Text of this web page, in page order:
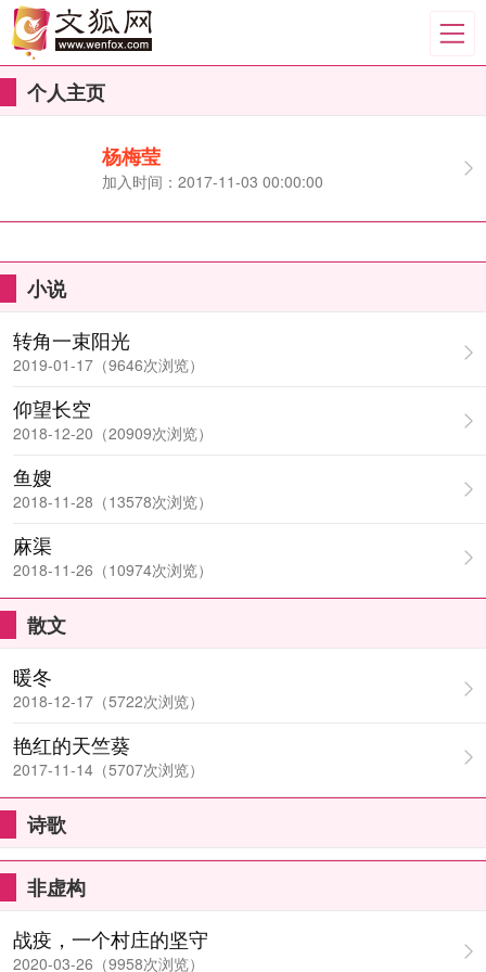
个人主页
杨梅莹
加入时间：2017-11-03 00:00:00
小说
转角一束阳光
2019-01-17（9646次浏览）
仰望长空
2018-12-20（20909次浏览）
鱼嫂
2018-11-28（13578次浏览）
麻渠
2018-11-26（10974次浏览）
散文
暖冬
2018-12-17（5722次浏览）
艳红的天竺葵
2017-11-14（5707次浏览）
诗歌
非虚构
战疫，一个村庄的坚守
2020-03-26（9958次浏览）